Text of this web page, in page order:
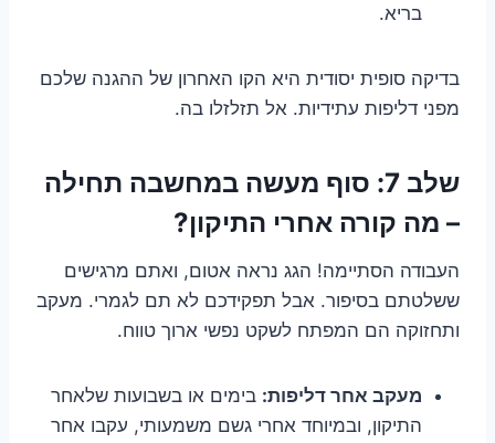
בריא.
בדיקה סופית יסודית היא הקו האחרון של ההגנה שלכם
מפני דליפות עתידיות. אל תזלזלו בה.
שלב 7: סוף מעשה במחשבה תחילה
– מה קורה אחרי התיקון?
העבודה הסתיימה! הגג נראה אטום, ואתם מרגישים
ששלטתם בסיפור. אבל תפקידכם לא תם לגמרי. מעקב
ותחזוקה הם המפתח לשקט נפשי ארוך טווח.
מעקב אחר דליפות: בימים או בשבועות שלאחר
התיקון, ובמיוחד אחרי גשם משמעותי, עקבו אחר